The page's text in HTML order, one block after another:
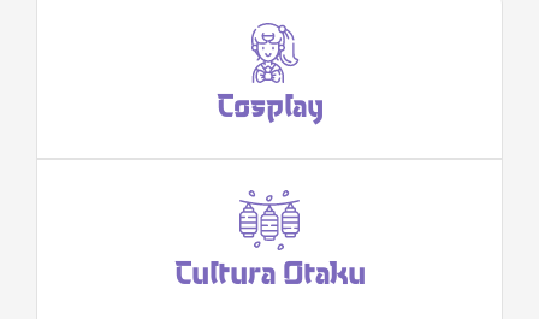
Cosplay
Cultura Otaku